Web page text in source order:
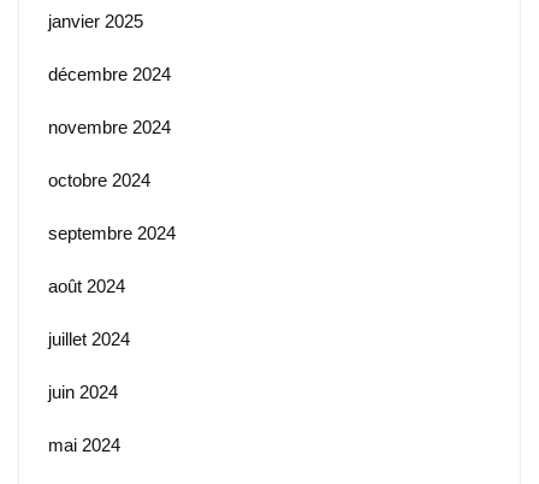
janvier 2025
décembre 2024
novembre 2024
octobre 2024
septembre 2024
août 2024
juillet 2024
juin 2024
mai 2024